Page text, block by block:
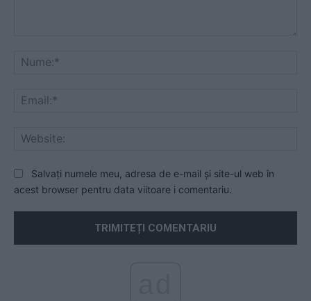
Salvați numele meu, adresa de e-mail și site-ul web în
acest browser pentru data viitoare i comentariu.